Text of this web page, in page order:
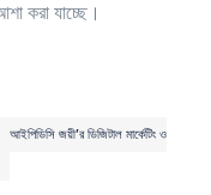
করা যাচ্ছে।
আইপিডিসি জয়ী’র ডিজিটাল মার্কেটিং ও